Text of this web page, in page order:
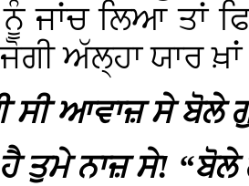
ਜਾਂਚ ਲਿਆ ਤਾਂ
ਅੱਲ੍ਹਾ ਯਾਰ
ਸੀ ਆਵਾਜ਼ ਸੇ ਬੋਲੇ
ਹੈ ਤੁਮੇ ਨਾਜ਼ ਸੇ!